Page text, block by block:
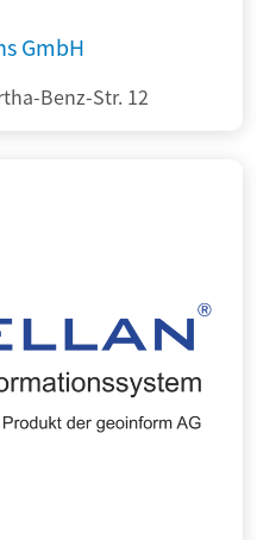
GmbH
Benz-Str. 12